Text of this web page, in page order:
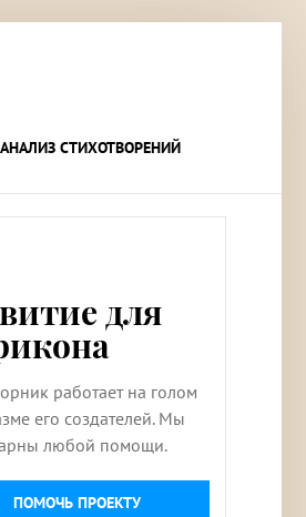
АНАЛИЗ СТИХОТВОРЕНИЙ
для
работает на голом
его создателей. Мы
любой помощи.
ПОМОЧЬ ПРОЕКТУ